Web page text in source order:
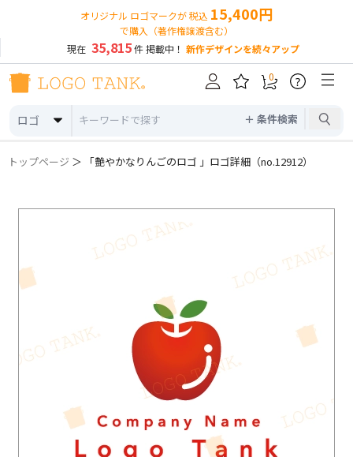
オリジナル ロゴマークが 税込 15,400円
で購入（著作権譲渡含む）
現在 35,815件 掲載中！ 新作デザインを続々アップ
ロゴ ＋ 条件検索
0 ?
トップページ ＞ 「艶やかなりんごのロゴ 」ロゴ詳細（no.12912）